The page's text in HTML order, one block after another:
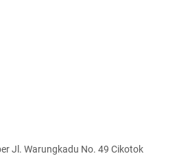
Jl. Warungkadu No. 49 Cikotok